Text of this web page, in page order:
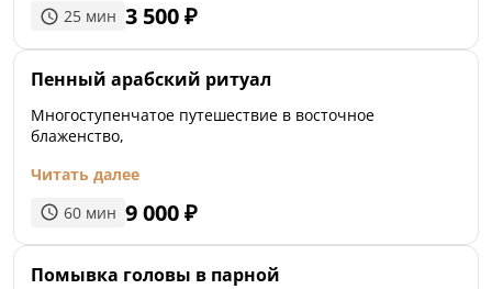
25 мин 3 500₽
Пенный арабский ритуал
Многоступенчатое путешествие в восточное
блаженство,
Читать далее
60 мин 9 000₽
Помывка головы в парной